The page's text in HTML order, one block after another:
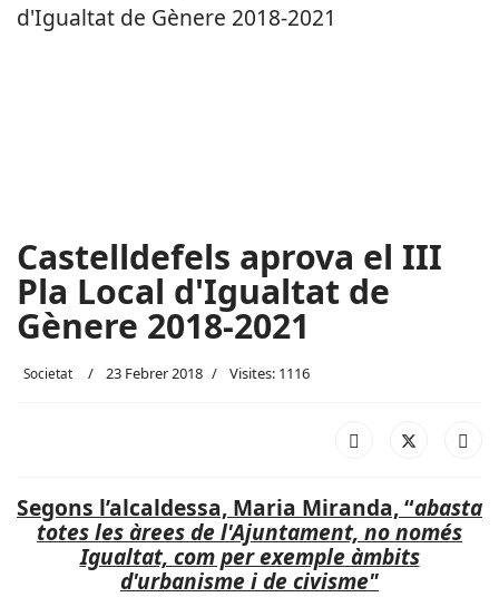
Castelldefels aprova el III
Pla Local d'Igualtat de
Gènere 2018-2021
Societat 23 Febrer 2018 Visites: 1116
Segons l’alcaldessa, Maria Miranda, “abasta
totes les àrees de l'Ajuntament, no només
Igualtat, com per exemple àmbits
d'urbanisme i de civisme"